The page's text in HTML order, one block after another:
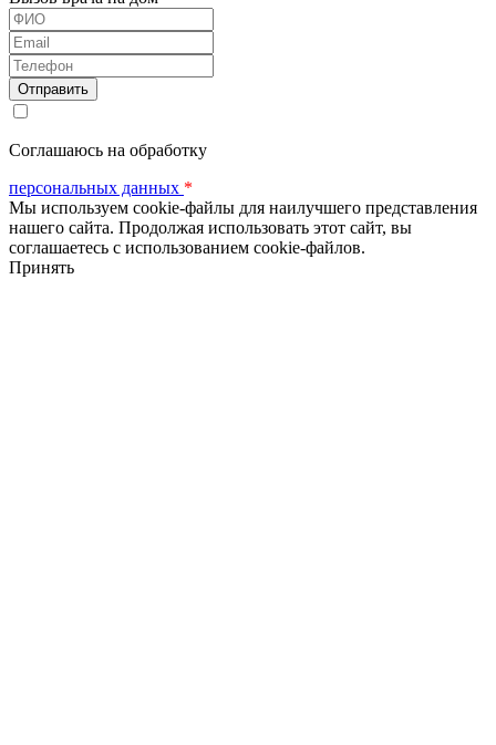
ФИО
Email
Телефон
Соглашаюсь на обработку
персональных данных *
Мы используем cookie-файлы для наилучшего представления
нашего сайта. Продолжая использовать этот сайт, вы
соглашаетесь с использованием cookie-файлов.
Принять